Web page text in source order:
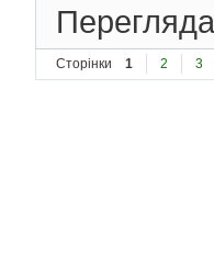
Сторінки 1 2 3